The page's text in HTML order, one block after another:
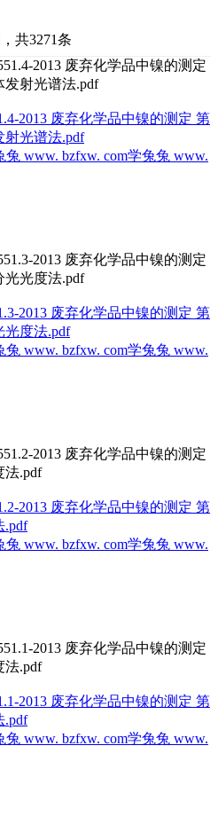
共3271条
2013 废弃化学品中镍的测定 第
射光谱法.pdf
www. bzfxw. com学兔兔 www.
2013 废弃化学品中镍的测定 第
光度法.pdf
www. bzfxw. com学兔兔 www.
2013 废弃化学品中镍的测定 第
.pdf
www. bzfxw. com学兔兔 www.
2013 废弃化学品中镍的测定 第
.pdf
www. bzfxw. com学兔兔 www.